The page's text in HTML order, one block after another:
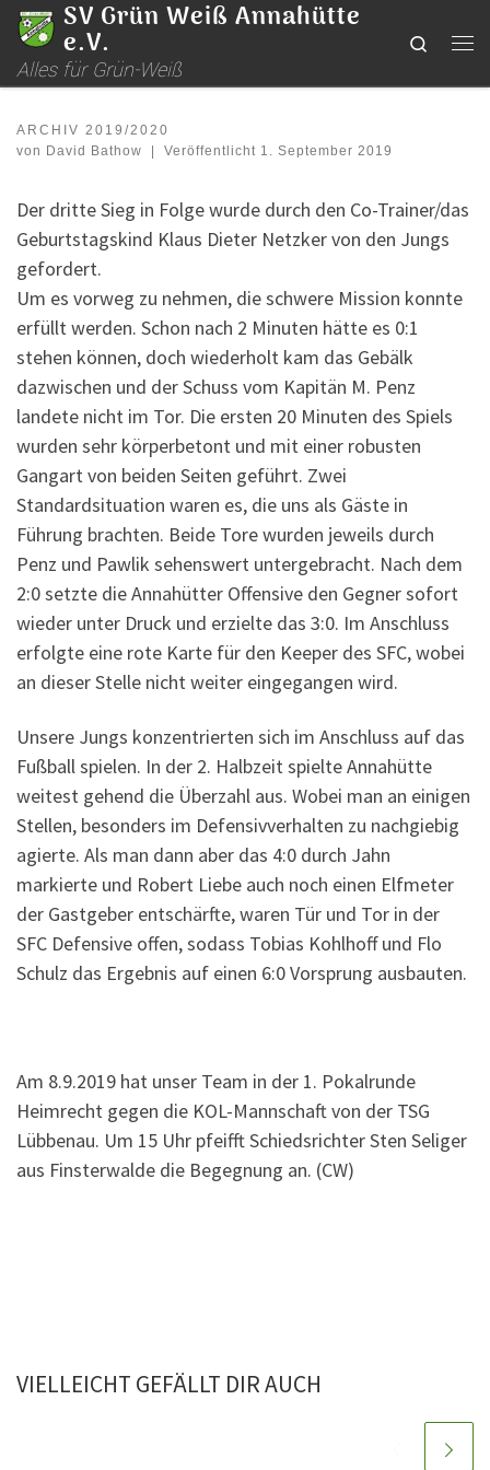
Zum Inhalt springen
SV Grün Weiß Annahütte
e.V.
Alles für Grün-Weiß
Search
ARCHIV 2019/2020
von David Bathow Veröffentlicht 1. September 2019
Der dritte Sieg in Folge wurde durch den Co-Trainer/das
Geburtstagskind Klaus Dieter Netzker von den Jungs
gefordert.
Um es vorweg zu nehmen, die schwere Mission konnte
erfüllt werden. Schon nach 2 Minuten hätte es 0:1
stehen können, doch wiederholt kam das Gebälk
dazwischen und der Schuss vom Kapitän M. Penz
landete nicht im Tor. Die ersten 20 Minuten des Spiels
wurden sehr körperbetont und mit einer robusten
Gangart von beiden Seiten geführt. Zwei
Standardsituation waren es, die uns als Gäste in
Führung brachten. Beide Tore wurden jeweils durch
Penz und Pawlik sehenswert untergebracht. Nach dem
2:0 setzte die Annahütter Offensive den Gegner sofort
wieder unter Druck und erzielte das 3:0. Im Anschluss
erfolgte eine rote Karte für den Keeper des SFC, wobei
an dieser Stelle nicht weiter eingegangen wird.
Unsere Jungs konzentrierten sich im Anschluss auf das
Fußball spielen. In der 2. Halbzeit spielte Annahütte
weitest gehend die Überzahl aus. Wobei man an einigen
Stellen, besonders im Defensivverhalten zu nachgiebig
agierte. Als man dann aber das 4:0 durch Jahn
markierte und Robert Liebe auch noch einen Elfmeter
der Gastgeber entschärfte, waren Tür und Tor in der
SFC Defensive offen, sodass Tobias Kohlhoff und Flo
Schulz das Ergebnis auf einen 6:0 Vorsprung ausbauten.
Am 8.9.2019 hat unser Team in der 1. Pokalrunde
Heimrecht gegen die KOL-Mannschaft von der TSG
Lübbenau. Um 15 Uhr pfeifft Schiedsrichter Sten Seliger
aus Finsterwalde die Begegnung an. (CW)
VIELLEICHT GEFÄLLT DIR AUCH